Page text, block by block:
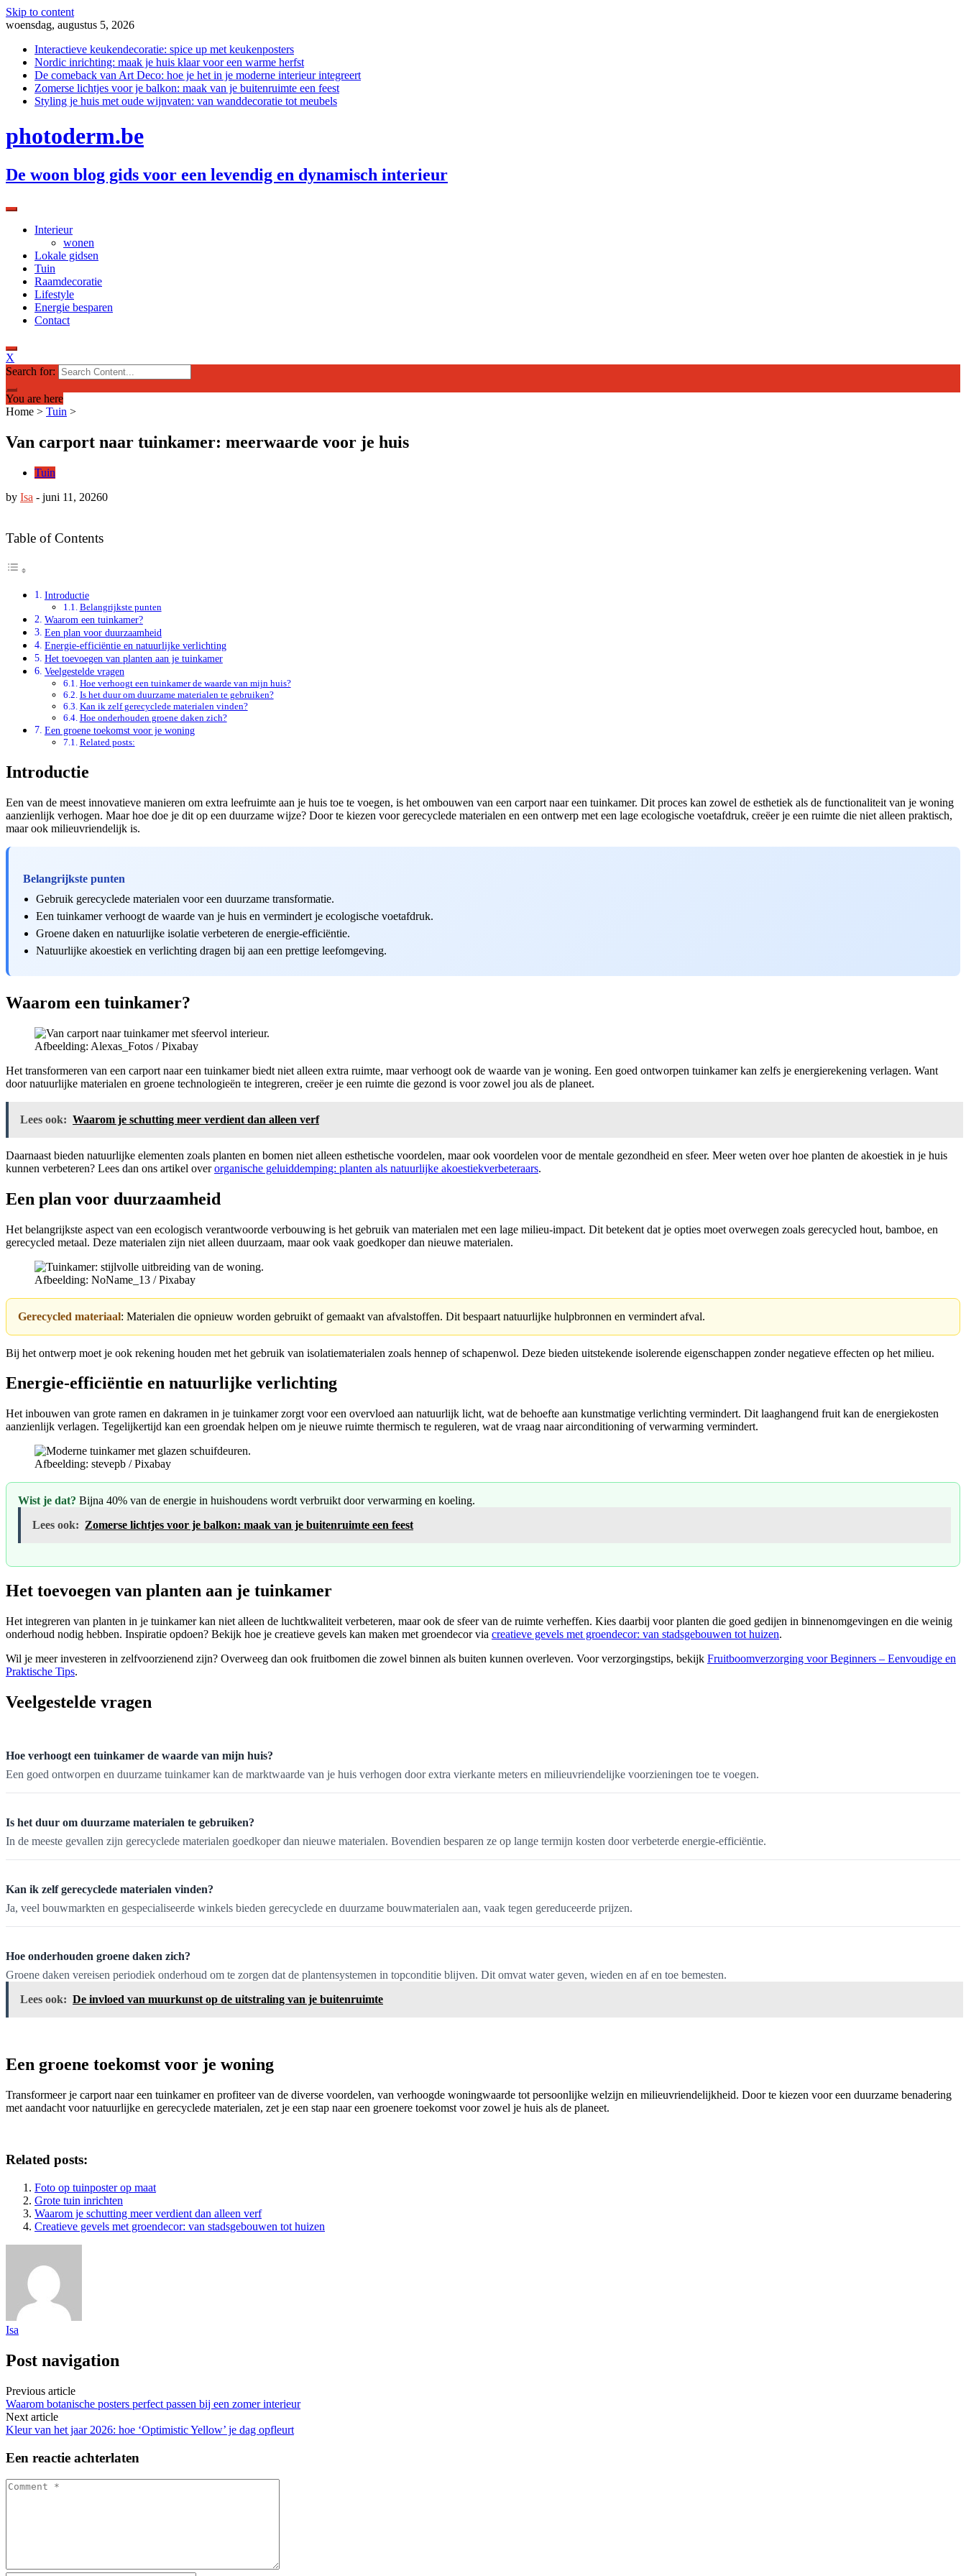
Skip to content
woensdag, augustus 5, 2026
Interactieve keukendecoratie: spice up met keukenposters
Nordic inrichting: maak je huis klaar voor een warme herfst
De comeback van Art Deco: hoe je het in je moderne interieur integreert
Zomerse lichtjes voor je balkon: maak van je buitenruimte een feest
Styling je huis met oude wijnvaten: van wanddecoratie tot meubels
photoderm.be
De woon blog gids voor een levendig en dynamisch interieur
Interieur
wonen
Lokale gidsen
Tuin
Raamdecoratie
Lifestyle
Energie besparen
Contact
X
Search for:
You are here
Home > Tuin >
Van carport naar tuinkamer: meerwaarde voor je huis
Tuin
by Isa - juni 11, 20260
Table of Contents
Introductie
Belangrijkste punten
Waarom een tuinkamer?
Een plan voor duurzaamheid
Energie-efficiëntie en natuurlijke verlichting
Het toevoegen van planten aan je tuinkamer
Veelgestelde vragen
Hoe verhoogt een tuinkamer de waarde van mijn huis?
Is het duur om duurzame materialen te gebruiken?
Kan ik zelf gerecyclede materialen vinden?
Hoe onderhouden groene daken zich?
Een groene toekomst voor je woning
Related posts:
Introductie
Een van de meest innovatieve manieren om extra leefruimte aan je huis toe te voegen, is het ombouwen van een carport naar een tuinkamer. Dit proces kan zowel de esthetiek als de functionaliteit van je woning
aanzienlijk verhogen. Maar hoe doe je dit op een duurzame wijze? Door te kiezen voor gerecyclede materialen en een ontwerp met een lage ecologische voetafdruk, creëer je een ruimte die niet alleen praktisch,
maar ook milieuvriendelijk is.
Belangrijkste punten
Gebruik gerecyclede materialen voor een duurzame transformatie.
Een tuinkamer verhoogt de waarde van je huis en vermindert je ecologische voetafdruk.
Groene daken en natuurlijke isolatie verbeteren de energie-efficiëntie.
Natuurlijke akoestiek en verlichting dragen bij aan een prettige leefomgeving.
Waarom een tuinkamer?
Afbeelding: Alexas_Fotos / Pixabay
Het transformeren van een carport naar een tuinkamer biedt niet alleen extra ruimte, maar verhoogt ook de waarde van je woning. Een goed ontworpen tuinkamer kan zelfs je energierekening verlagen. Want
door natuurlijke materialen en groene technologieën te integreren, creëer je een ruimte die gezond is voor zowel jou als de planeet.
Lees ook: Waarom je schutting meer verdient dan alleen verf
Daarnaast bieden natuurlijke elementen zoals planten en bomen niet alleen esthetische voordelen, maar ook voordelen voor de mentale gezondheid en sfeer. Meer weten over hoe planten de akoestiek in je huis
kunnen verbeteren? Lees dan ons artikel overorganische geluiddemping: planten als natuurlijke akoestiekverbeteraars.
Een plan voor duurzaamheid
Het belangrijkste aspect van een ecologisch verantwoorde verbouwing is het gebruik van materialen met een lage milieu-impact. Dit betekent dat je opties moet overwegen zoals gerecycled hout, bamboe, en
gerecycled metaal. Deze materialen zijn niet alleen duurzaam, maar ook vaak goedkoper dan nieuwe materialen.
Afbeelding: NoName_13 / Pixabay
Gerecycled materiaal: Materialen die opnieuw worden gebruikt of gemaakt van afvalstoffen. Dit bespaart natuurlijke hulpbronnen en vermindert afval.
Bij het ontwerp moet je ook rekening houden met het gebruik van isolatiematerialen zoals hennep of schapenwol. Deze bieden uitstekende isolerende eigenschappen zonder negatieve effecten op het milieu.
Energie-efficiëntie en natuurlijke verlichting
Het inbouwen van grote ramen en dakramen in je tuinkamer zorgt voor een overvloed aan natuurlijk licht, wat de behoefte aan kunstmatige verlichting vermindert. Dit laaghangend fruit kan de energiekosten
aanzienlijk verlagen. Tegelijkertijd kan een groendak helpen om je nieuwe ruimte thermisch te reguleren, wat de vraag naar airconditioning of verwarming vermindert.
Afbeelding: stevepb / Pixabay
Wist je dat? Bijna 40% van de energie in huishoudens wordt verbruikt door verwarming en koeling.
Lees ook: Zomerse lichtjes voor je balkon: maak van je buitenruimte een feest
Het toevoegen van planten aan je tuinkamer
Het integreren van planten in je tuinkamer kan niet alleen de luchtkwaliteit verbeteren, maar ook de sfeer van de ruimte verheffen. Kies daarbij voor planten die goed gedijen in binnenomgevingen en die weinig
onderhoud nodig hebben. Inspiratie opdoen? Bekijk hoe je creatieve gevels kan maken met groendecor via creatieve gevels met groendecor: van stadsgebouwen tot huizen.
Wil je meer investeren in zelfvoorzienend zijn? Overweeg dan ook fruitbomen die zowel binnen als buiten kunnen overleven. Voor verzorgingstips, bekijk Fruitboomverzorging voor Beginners – Eenvoudige en
Praktische Tips.
Veelgestelde vragen
Hoe verhoogt een tuinkamer de waarde van mijn huis?
Een goed ontworpen en duurzame tuinkamer kan de marktwaarde van je huis verhogen door extra vierkante meters en milieuvriendelijke voorzieningen toe te voegen.
Is het duur om duurzame materialen te gebruiken?
In de meeste gevallen zijn gerecyclede materialen goedkoper dan nieuwe materialen. Bovendien besparen ze op lange termijn kosten door verbeterde energie-efficiëntie.
Kan ik zelf gerecyclede materialen vinden?
Ja, veel bouwmarkten en gespecialiseerde winkels bieden gerecyclede en duurzame bouwmaterialen aan, vaak tegen gereduceerde prijzen.
Hoe onderhouden groene daken zich?
Groene daken vereisen periodiek onderhoud om te zorgen dat de plantensystemen in topconditie blijven. Dit omvat water geven, wieden en af en toe bemesten.
Lees ook: De invloed van muurkunst op de uitstraling van je buitenruimte
Een groene toekomst voor je woning
Transformeer je carport naar een tuinkamer en profiteer van de diverse voordelen, van verhoogde woningwaarde tot persoonlijke welzijn en milieuvriendelijkheid. Door te kiezen voor een duurzame benadering
met aandacht voor natuurlijke en gerecyclede materialen, zet je een stap naar een groenere toekomst voor zowel je huis als de planeet.
Related posts:
Foto op tuinposter op maat
Grote tuin inrichten
Waarom je schutting meer verdient dan alleen verf
Creatieve gevels met groendecor: van stadsgebouwen tot huizen
Isa
Post navigation
Previous article
Waarom botanische posters perfect passen bij een zomer interieur
Next article
Kleur van het jaar 2026: hoe ‘Optimistic Yellow’ je dag opfleurt
Een reactie achterlaten